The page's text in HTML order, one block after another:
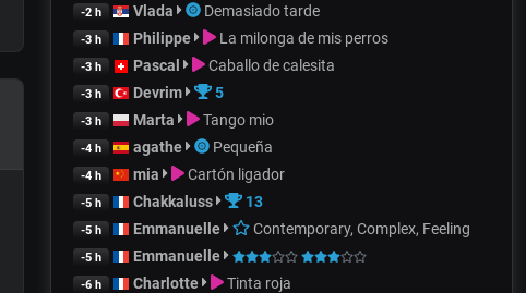
-2 h Vlada Demasiado tarde
-3 h Philippe La milonga de mis perros
-3 h Pascal Caballo de calesita
-3 h Devrim 5
-3 h Marta Tango mio
-4 h agathe Pequeña
-4 h mia Cartón ligador
-5 h Chakkaluss 13
-5 h Emmanuelle Contemporary, Complex, Feeling
-5 h Emmanuelle
-6 h Charlotte Tinta roja